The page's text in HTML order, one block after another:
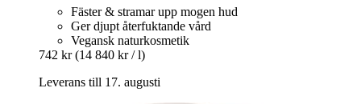
Fäster & stramar upp mogen hud
Ger djupt återfuktande vård
Vegansk naturkosmetik
742 kr (14 840 kr / l)
Leverans till 17. augusti